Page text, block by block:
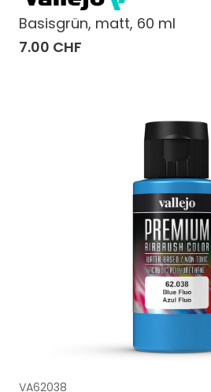
Basisgrün, matt, 60 ml
7.00 CHF
VA62038